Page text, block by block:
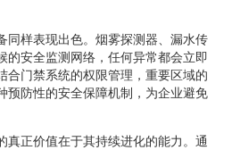
同样表现出色。烟雾探测器、漏水传
的安全监测网络，任何异常都会立即
合门禁系统的权限管理，重要区域的
预防性的安全保障机制，为企业避免
真正价值在于其持续进化的能力。通